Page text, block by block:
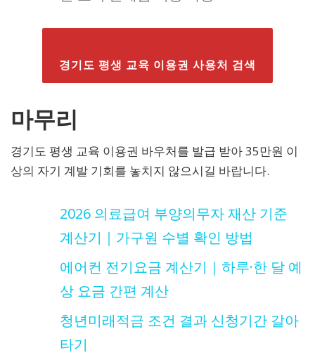
경기도 평생 교육 이용권 사용처 검색
마무리
경기도 평생 교육 이용권 바우처를 발급 받아 35만원 이
상의 자기 계발 기회를 놓치지 않으시길 바랍니다.
2026 의료급여 부양의무자 재산 기준
계산기｜가구원 수별 확인 방법
에어컨 전기요금 계산기｜하루·한 달 예
상 요금 간편 계산
청년미래적금 조건 결과 신청기간 갈아
타기